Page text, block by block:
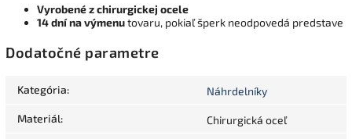
Vyrobené z chirurgickej ocele
14 dní na výmenutovaru, pokiaľ šperk neodpovedá predstave
Dodatočné parametre
Kategória: Náhrdelníky
Materiál: Chirurgická oceľ